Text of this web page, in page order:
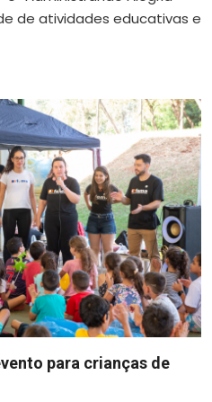
de atividades educativas e
para crianças de